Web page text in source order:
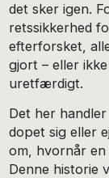
det sker igen.
retssikkerhed
efterforsket,
gjort – eller
uretfærdigt.
Det her
dopet sig eller
om, hvornår
Denne historie